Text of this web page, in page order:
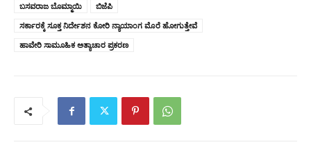
ಬಸವರಾಜ ಬೊಮ್ಮಾಯಿ
ಬಿಜೆಪಿ
ಸರ್ಕಾರಕ್ಕೆ ಸೂಕ್ತ ನಿರ್ದೇಶನ ಕೋರಿ ನ್ಯಾಯಾಂಗ ಮೊರೆ ಹೋಗುತ್ತೇವೆ
ಹಾವೇರಿ ಸಾಮೂಹಿಕ ಅತ್ಯಾಚಾರ ಪ್ರಕರಣ